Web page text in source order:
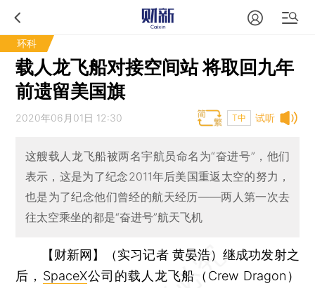
环科
载人龙飞船对接空间站 将取回九年
前遗留美国旗
试听
2020年06月01日 12:30 T中
这艘载人龙飞船被两名宇航员命名为“奋进号”，他们
表示，这是为了纪念2011年后美国重返太空的努力，
也是为了纪念他们曾经的航天经历——两人第一次去
往太空乘坐的都是“奋进号”航天飞机
【财新网】（实习记者 黄晏浩）继成功发射之
后， SpaceX公司的载人龙飞船（Crew Dragon）